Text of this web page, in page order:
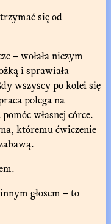
się od
– wołała niczym
i sprawiała
wszyscy po kolei się
polega na
własnej córce.
któremu ćwiczenie
głosem – to